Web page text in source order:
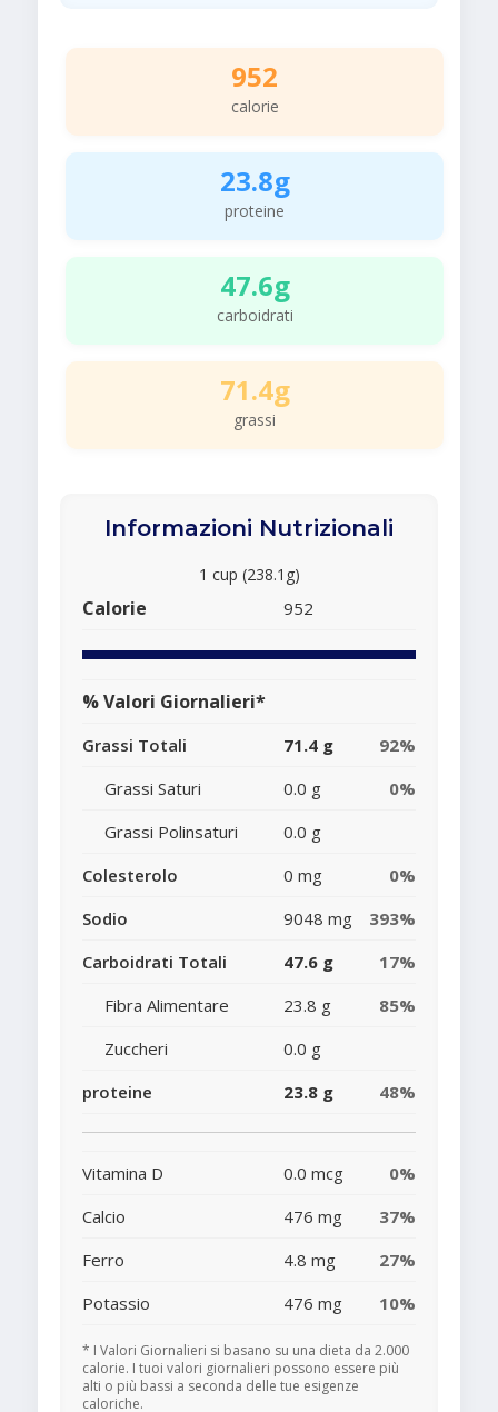
952
calorie
23.8g
proteine
47.6g
carboidrati
71.4g
grassi
Informazioni Nutrizionali
1 cup (238.1g)
Calorie 952
% Valori Giornalieri*
Grassi Totali 71.4 g
92%
Grassi Saturi
0.0 g
0%
Grassi Polinsaturi
0.0 g
Colesterolo
0 mg
0%
Sodio
9048 mg
393%
Carboidrati Totali
47.6 g
17%
Fibra Alimentare
23.8 g
85%
Zuccheri
0.0 g
proteine
23.8 g 48%
Vitamina D 0.0 mcg
0%
Calcio
476 mg
37%
Ferro
4.8 mg
27%
Potassio
476 mg 10%
* I Valori Giornalieri si basano su una dieta da 2.000
calorie. I tuoi valori giornalieri possono essere più
alti o più bassi a seconda delle tue esigenze
caloriche.